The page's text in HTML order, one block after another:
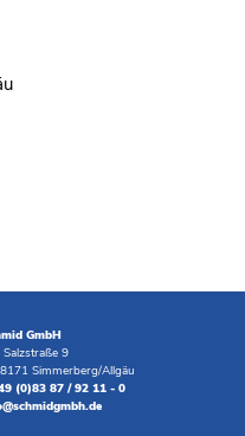
GmbH
Salzstraße 9
Simmerberg/Allgäu
(0)83 87 / 92 11 - 0